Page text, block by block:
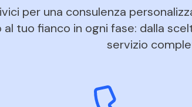
per una consulenza
al tuo fianco in ogni fase: dalla
servizio